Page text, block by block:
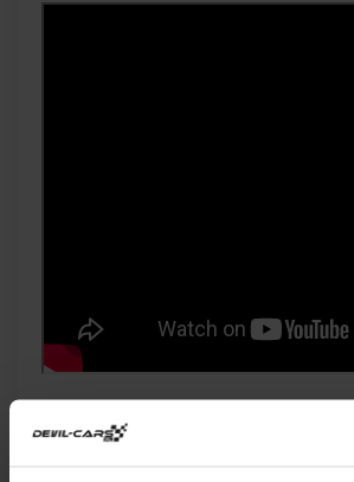
Bugatti Centodieci powstało jako hołd
EB110. To ważny model w historii